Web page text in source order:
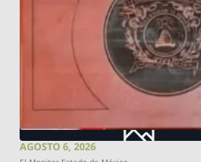
AGOSTO 6, 2026